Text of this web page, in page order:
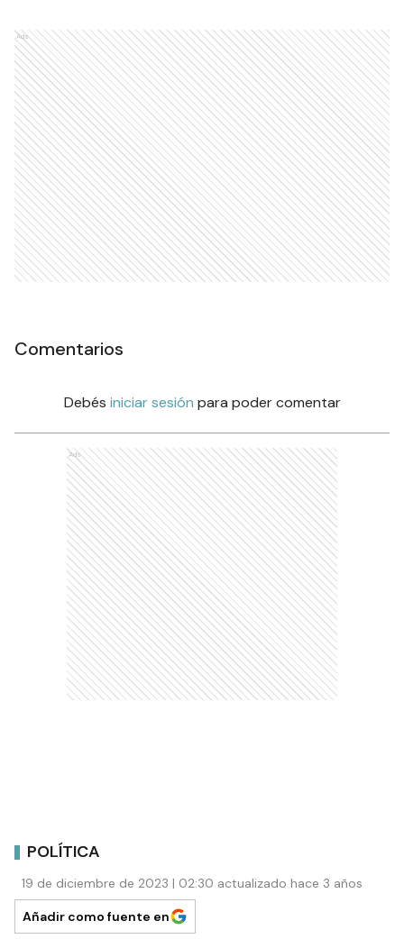
Ads
Comentarios
Debés iniciar sesión para poder comentar
Ads
POLÍTICA
19 de diciembre de 2023 | 02:30 actualizado hace 3 años
Añadir como fuente en